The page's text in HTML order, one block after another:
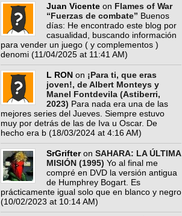
Juan Vicente on Flames of War
“Fuerzas de combate” Buenos
días: He encontrado este blog por
casualidad, buscando información
para vender un juego ( y complementos )
denomi (11/04/2025 at 11:41 AM)
L RON on ¡Para ti, que eras
joven!, de Albert Monteys y
Manel Fontdevila (Astiberri,
2023) Para nada era una de las
mejores series del Jueves. Siempre estuvo
muy por detrás de las de Iva u Oscar. De
hecho era b (18/03/2024 at 4:16 AM)
SrGrifteron SAHARA: LA ÚLTIMA
MISIÓN (1995) Yo al final me
compré en DVD la versión antigua
de Humphrey Bogart. Es
prácticamente igual solo que en blanco y negro
(10/02/2023 at 10:14 AM)